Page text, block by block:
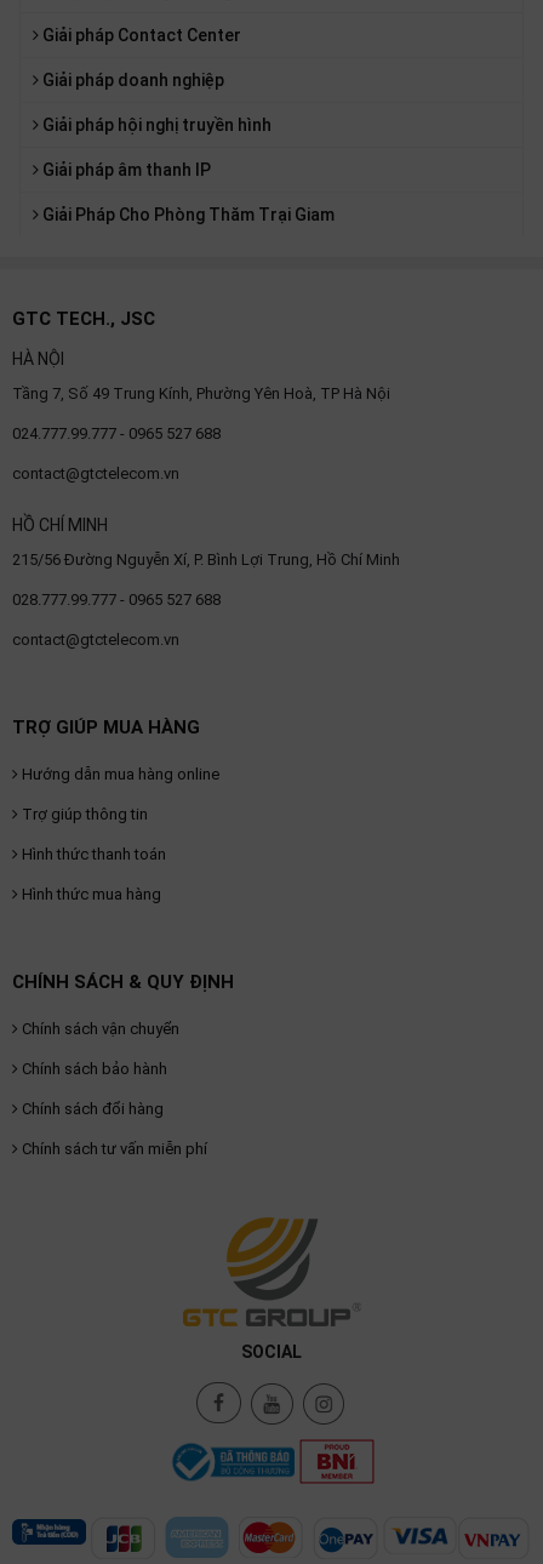
Giải pháp Contact Center
Giải pháp doanh nghiệp
Giải pháp hội nghị truyền hình
Giải pháp âm thanh IP
Giải Pháp Cho Phòng Thăm Trại Giam
GTC TECH., JSC
HÀ NỘI
Tầng 7, Số 49 Trung Kính, Phường Yên Hoà, TP Hà Nội
024.777.99.777 - 0965 527 688
contact@gtctelecom.vn
HỒ CHÍ MINH
215/56 Đường Nguyễn Xí, P. Bình Lợi Trung, Hồ Chí Minh
028.777.99.777 - 0965 527 688
contact@gtctelecom.vn
TRỢ GIÚP MUA HÀNG
Hướng dẫn mua hàng online
Trợ giúp thông tin
Hình thức thanh toán
Hình thức mua hàng
CHÍNH SÁCH & QUY ĐỊNH
Chính sách vận chuyển
Chính sách bảo hành
Chính sách đổi hàng
Chính sách tư vấn miễn phí
SOCIAL